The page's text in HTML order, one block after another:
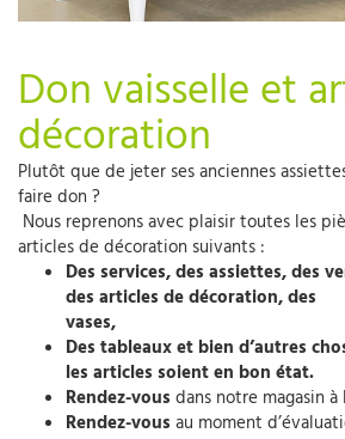
Don vaisselle et
décoration
Plutôt que de jeter ses anciennes
faire don ?
Nous reprenons avec plaisir toutes les
articles de décoration suivants :
Des services, des assiettes, des
des articles de décoration, des
Des tableaux et bien d’autres
les articles soient en bon état.
Rendez-vous dans notre magasin
Rendez-vous au moment